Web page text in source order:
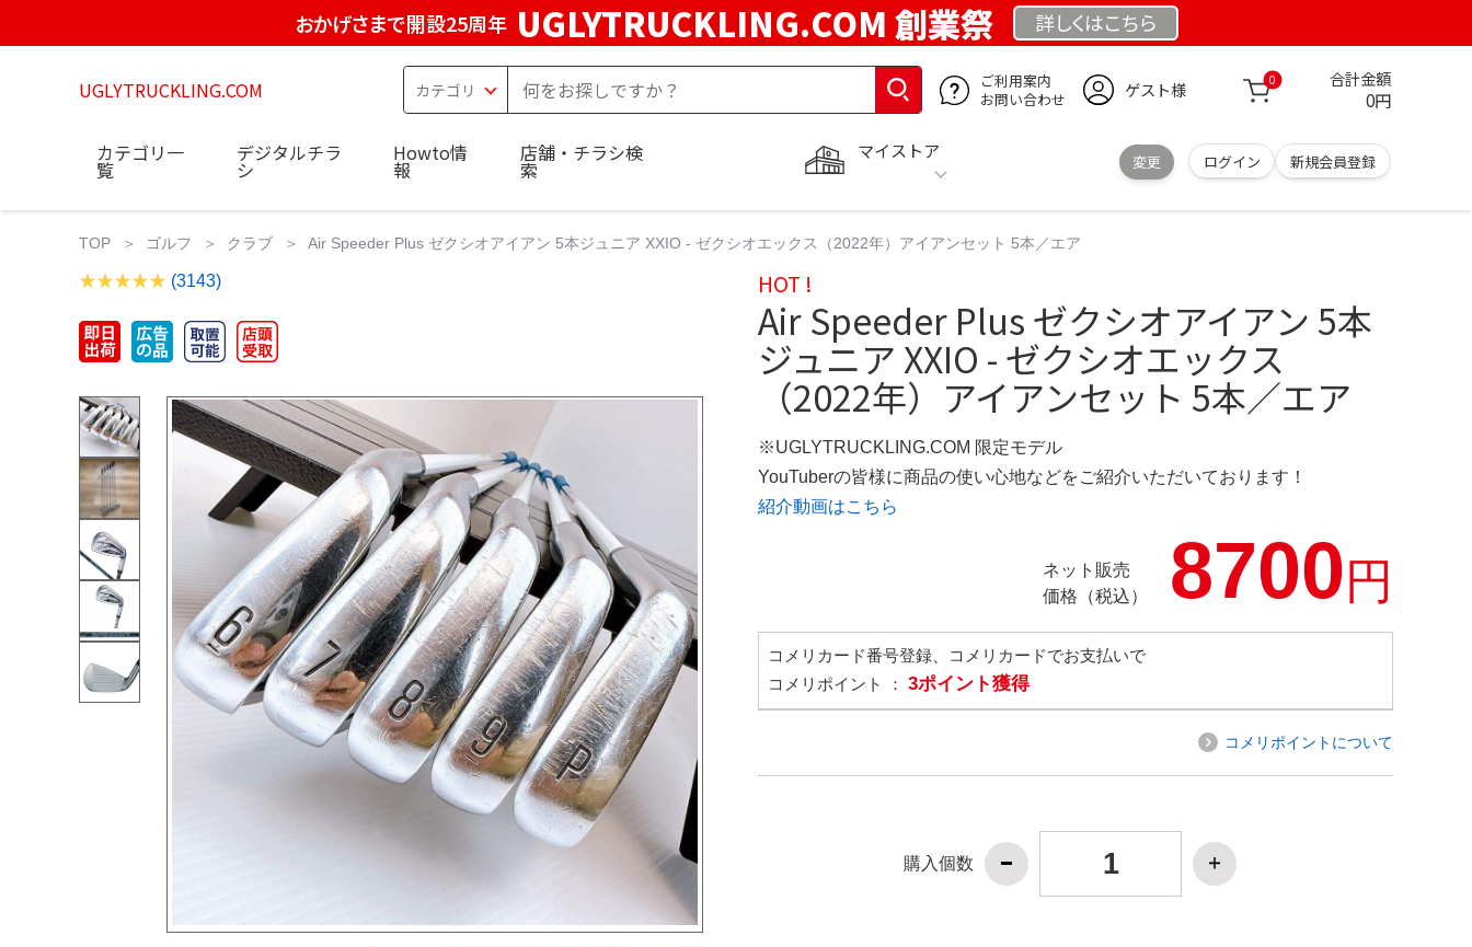
おかげさまで開設25周年 UGLYTRUCKLING.COM 創業祭 詳しくはこちら
UGLYTRUCKLING.COM
ご利用案内
お問い合わせ
ゲスト様 0 合計金額
0円
マイストア
変更 ログイン 新規会員登録
カテゴリ一
覧
デジタルチラ
シ
Howto情
報
店舗・チラシ検
索
TOP ゴルフ クラブ Air Speeder Plus ゼクシオアイアン 5本ジュニア XXIO - ゼクシオエックス（2022年）アイアンセット 5本／エア
(3143) HOT !
Air Speeder Plus ゼクシオアイアン 5本
ジュニア XXIO - ゼクシオエックス
（2022年）アイアンセット 5本／エア
※UGLYTRUCKLING.COM 限定モデル
YouTuberの皆様に商品の使い心地などをご紹介いただいております！
紹介動画はこちら
ネット販売
価格（税込）
8700円
コメリカード番号登録、コメリカードでお支払いで
コメリポイント ： 3ポイント獲得
コメリポイントについて
購入個数